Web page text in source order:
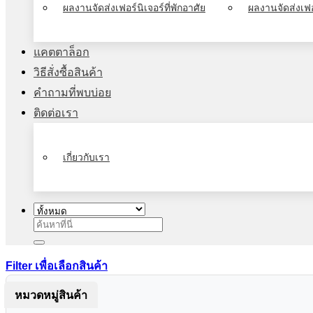
ผลงานจัดส่งเฟอร์นิเจอร์ที่พักอาศัย ผลงานจัดส่งเ
แคตตาล็อก
วิธีสั่งซื้อสินค้า
คำถามที่พบบ่อย
ติดต่อเรา
เกี่ยวกับเรา
ค้นหา:
Filter เพื่อเลือกสินค้า
หมวดหมู่สินค้า